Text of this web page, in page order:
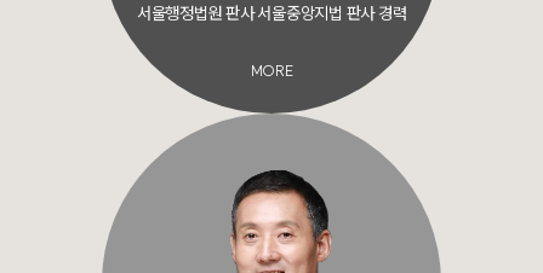
서울행정법원 판사 서울중앙지법 판사 경력
MORE